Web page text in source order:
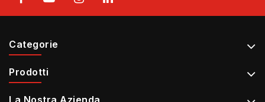
Categorie
Prodotti
La Nostra Azienda